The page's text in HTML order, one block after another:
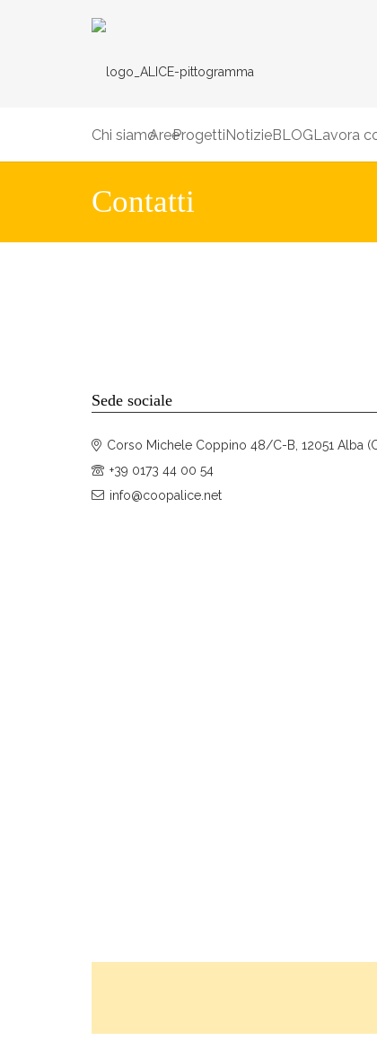
Chi siamoAreeProgettiNotizieBLOGLavora
Contatti
Sede sociale
Corso Michele Coppino 48/C-B, 12051 Alba
+39 0173 44 00 54
info@coopalice.net